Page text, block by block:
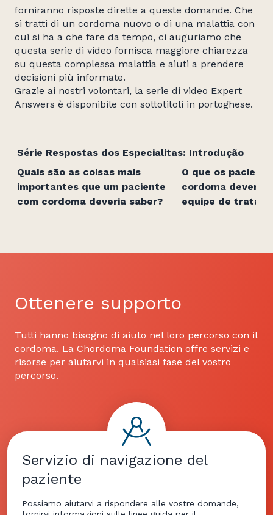
forniranno risposte dirette a queste domande. Che
si tratti di un cordoma nuovo o di una malattia con
cui si ha a che fare da tempo, ci auguriamo che
questa serie di video fornisca maggiore chiarezza
su questa complessa malattia e aiuti a prendere
decisioni più informate.
Grazie ai nostri volontari, la serie di video Expert
Answers è disponibile con sottotitoli in portoghese.
Série Respostas dos Especialitas: Introdução
Quais são as coisas mais
importantes que um paciente
com cordoma deveria saber?
O que os
cordoma devem
equipe de
Ottenere supporto
Tutti hanno bisogno di aiuto nel loro percorso con il
cordoma. La Chordoma Foundation offre servizi e
risorse per aiutarvi in qualsiasi fase del vostro
percorso.
Servizio di navigazione del
paziente
Possiamo aiutarvi a rispondere alle vostre domande,